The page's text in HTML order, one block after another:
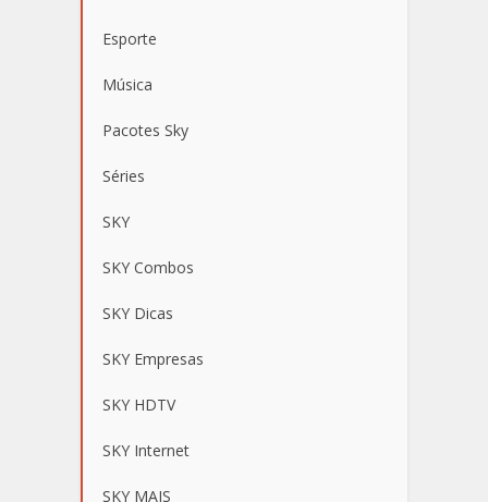
Esporte
Música
Pacotes Sky
Séries
SKY
SKY Combos
SKY Dicas
SKY Empresas
SKY HDTV
SKY Internet
SKY MAIS